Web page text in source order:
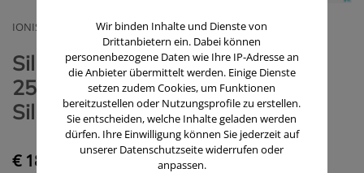
IONIS SPAGYRIK GMBH
Silberkolloid Kolliodales Silber
25ppm Durch Elektrolyse
Silberwasser 25ppm 50ml
€ 18,00
Wir binden Inhalte und Dienste von
Drittanbietern ein. Dabei können
personenbezogene Daten wie Ihre IP-Adresse an
die Anbieter übermittelt werden. Einige Dienste
setzen zudem Cookies, um Funktionen
bereitzustellen oder Nutzungsprofile zu erstellen.
Sie entscheiden, welche Inhalte geladen werden
dürfen. Ihre Einwilligung können Sie jederzeit auf
unserer Datenschutzseite widerrufen oder
anpassen.